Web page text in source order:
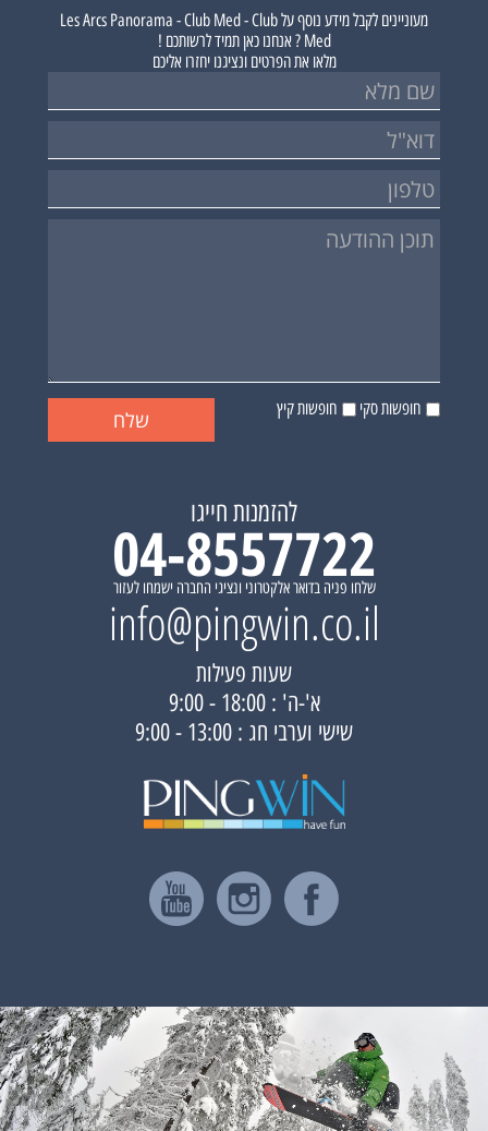
מעוניינים לקבל מידע נוסף עלLes Arcs Panorama - Club Med - Club
Med ?
אנחנו כאן תמיד לרשותכם !
מלאו את הפרטים ונציגנו יחזרו אליכם
חופשות סקי חופשות קיץ
להזמנות חייגו
04-8557722
שלחו פניה בדואר אלקטרוני ונציגי החברה ישמחו לעזור
info@pingwin.co.il
שעות פעילות
א'-ה' : 18:00 - 9:00
שישי וערבי חג : 13:00 - 9:00